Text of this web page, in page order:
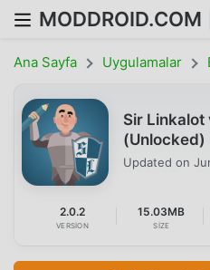
MODDROID.COM
Ana Sayfa Uygulamalar
Sir Linkalot
(Unlocked)
Updated on
2.0.2
VERSION
15.03MB
SIZE